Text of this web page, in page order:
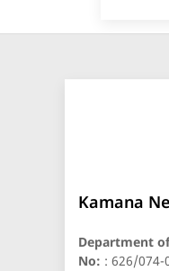
Kamana
Department
No: : 626/074-